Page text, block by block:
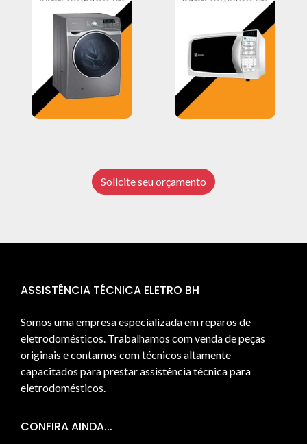
Solicite seu orçamento
ASSISTÊNCIA TÉCNICA ELETRO BH
Somos uma empresa especializada em reparos de
eletrodomésticos. Trabalhamos com venda de peças
originais e contamos com técnicos altamente
capacitados para prestar assistência técnica para
eletrodomésticos.
CONFIRA AINDA...